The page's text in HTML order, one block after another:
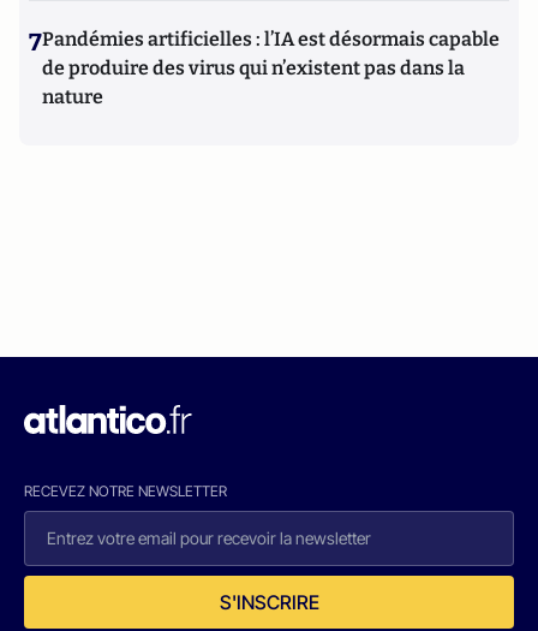
7Pandémies artificielles : l’IA est désormais capable
de produire des virus qui n’existent pas dans la
nature
RECEVEZ NOTRE NEWSLETTER
S'INSCRIRE